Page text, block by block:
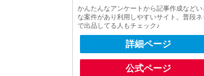
かんたんなアンケートから記事作成などい
な案件があり利用しやすいサイト。普段ネ
で出品してる人もチェック♪
詳細ページ
公式ページ